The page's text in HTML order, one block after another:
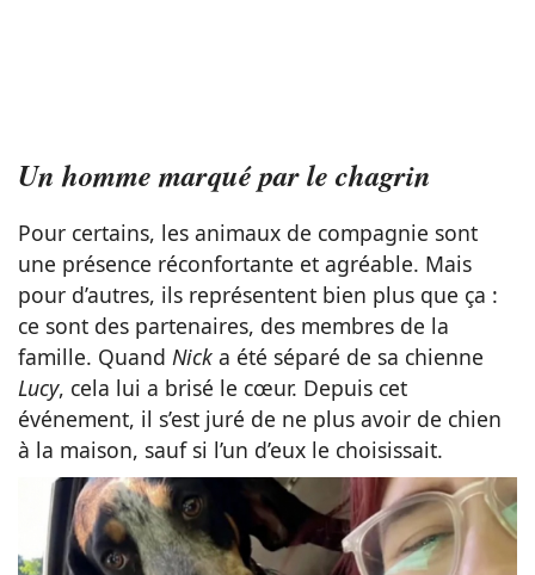
Un homme marqué par le chagrin
Pour certains, les animaux de compagnie sont
une présence réconfortante et agréable. Mais
pour d’autres, ils représentent bien plus que ça :
ce sont des partenaires, des membres de la
famille. Quand Nick a été séparé de sa chienne
Lucy, cela lui a brisé le cœur. Depuis cet
événement, il s’est juré de ne plus avoir de chien
à la maison, sauf si l’un d’eux le choisissait.